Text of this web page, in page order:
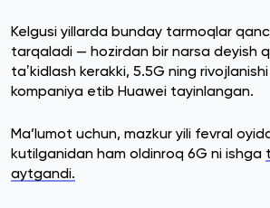
Kelgusi yillarda bunday tarmoqlar
tarqaladi — hozirdan bir narsa deyish
taʼkidlash kerakki, 5.5G ning
kompaniya etib Huawei tayinlangan.
Ma’lumot uchun, mazkur yili fevral
kutilganidan ham oldinroq 6G ni ishga
aytgandi.